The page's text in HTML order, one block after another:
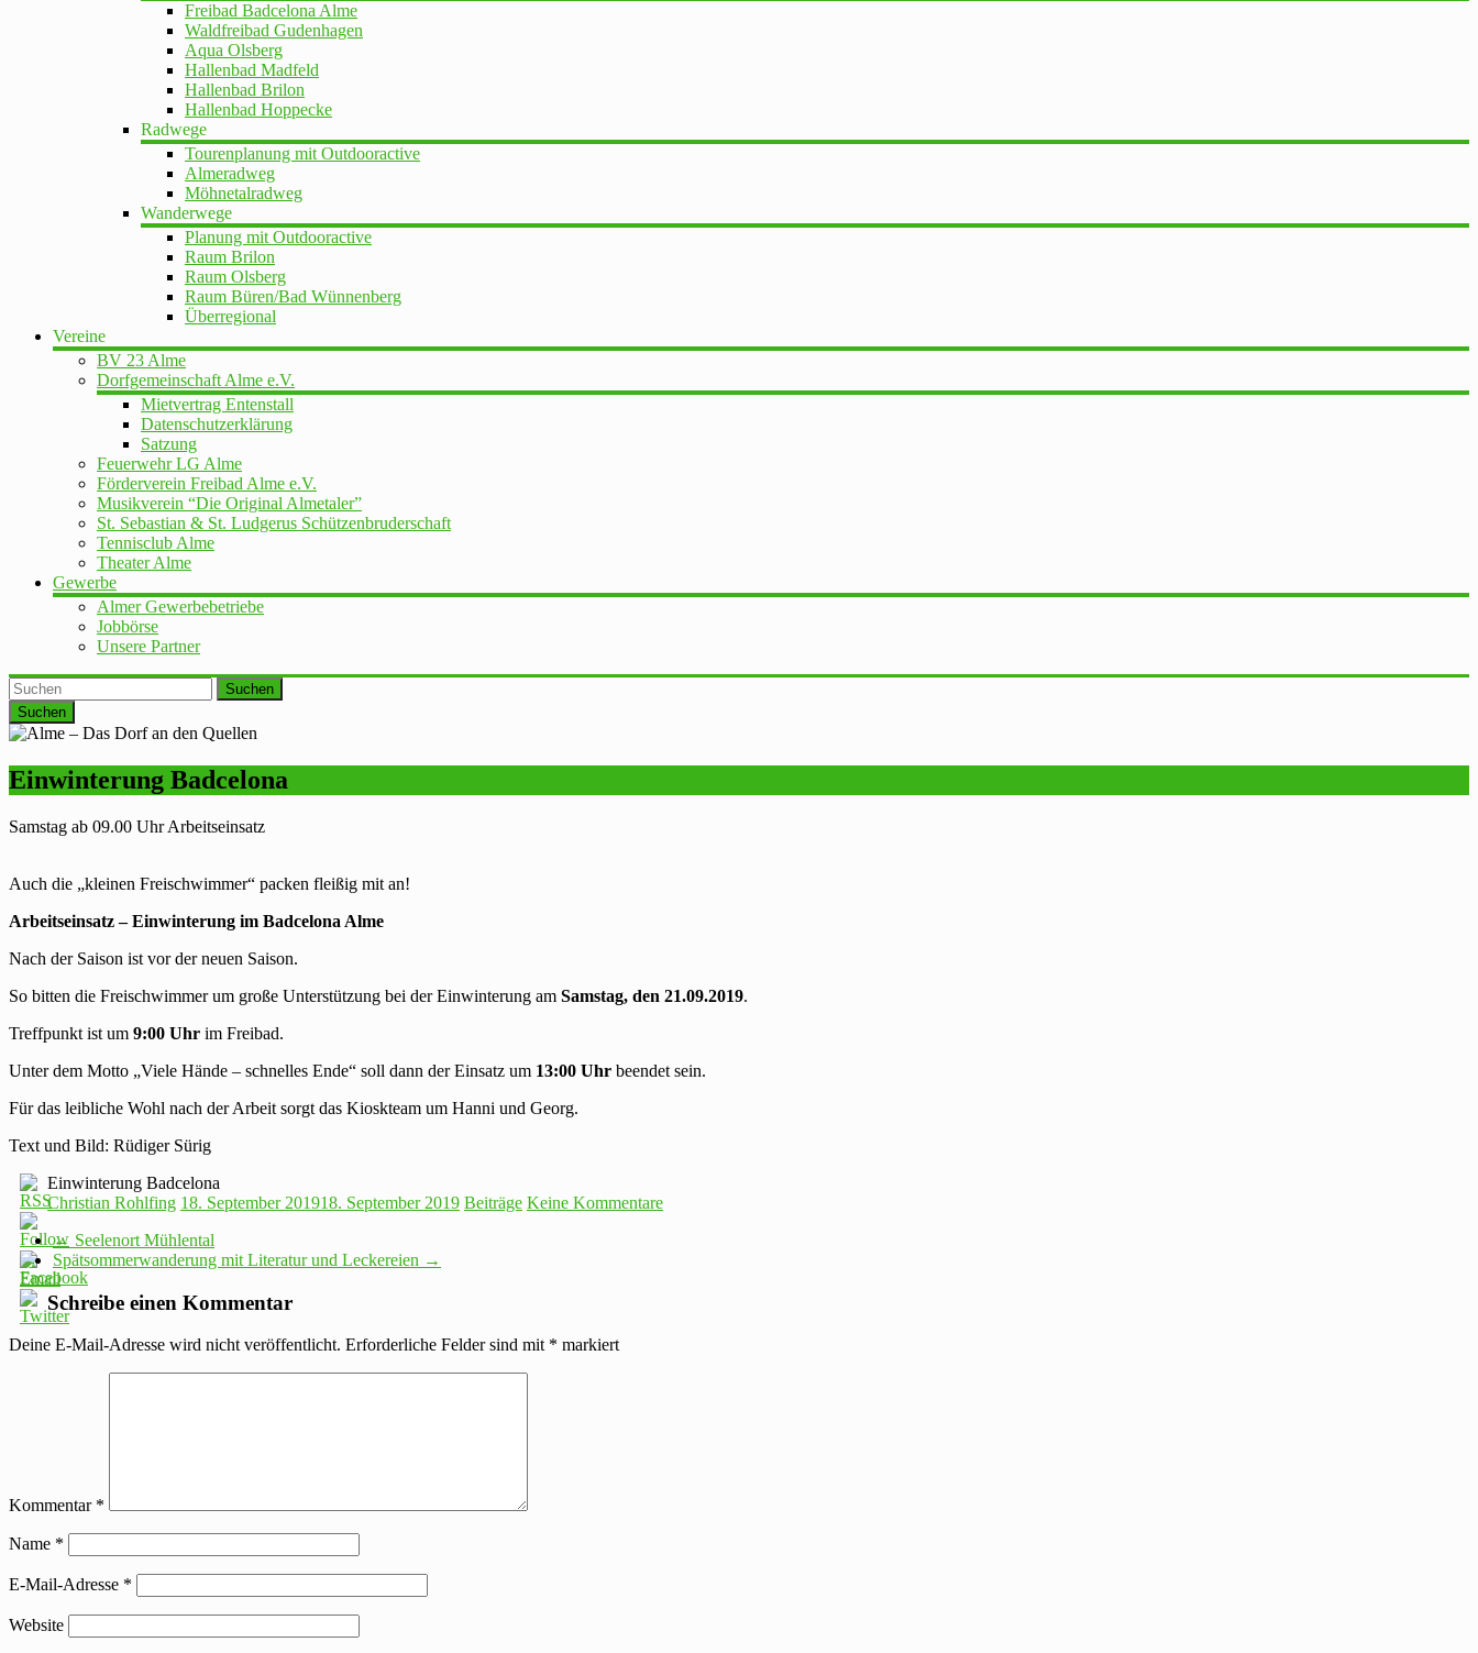
Freibad Badcelona Alme
Waldfreibad Gudenhagen
Aqua Olsberg
Hallenbad Madfeld
Hallenbad Brilon
Hallenbad Hoppecke
Radwege
Tourenplanung mit Outdooractive
Almeradweg
Möhnetalradweg
Wanderwege
Planung mit Outdooractive
Raum Brilon
Raum Olsberg
Raum Büren/Bad Wünnenberg
Überregional
Vereine
BV 23 Alme
Dorfgemeinschaft Alme e.V.
Mietvertrag Entenstall
Datenschutzerklärung
Satzung
Feuerwehr LG Alme
Förderverein Freibad Alme e.V.
Musikverein “Die Original Almetaler”
St. Sebastian & St. Ludgerus Schützenbruderschaft
Tennisclub Alme
Theater Alme
Gewerbe
Almer Gewerbebetriebe
Jobbörse
Unsere Partner
Suchen
Einwinterung Badcelona
Samstag ab 09.00 Uhr Arbeitseinsatz
Auch die „kleinen Freischwimmer“ packen fleißig mit an!
Arbeitseinsatz – Einwinterung im Badcelona Alme
Nach der Saison ist vor der neuen Saison.
So bitten die Freischwimmer um große Unterstützung bei der Einwinterung am Samstag, den 21.09.2019.
Treffpunkt ist um 9:00 Uhr im Freibad.
Unter dem Motto „Viele Hände – schnelles Ende“ soll dann der Einsatz um 13:00 Uhr beendet sein.
Für das leibliche Wohl nach der Arbeit sorgt das Kioskteam um Hanni und Georg.
Text und Bild: Rüdiger Sürig
Einwinterung Badcelona
Christian Rohlfing 18. September 201918. September 2019 Beiträge Keine Kommentare
← Seelenort Mühlental
Spätsommerwanderung mit Literatur und Leckereien →
Schreibe einen Kommentar
Deine E-Mail-Adresse wird nicht veröffentlicht. Erforderliche Felder sind mit * markiert
Kommentar *
Name *
E-Mail-Adresse *
Website